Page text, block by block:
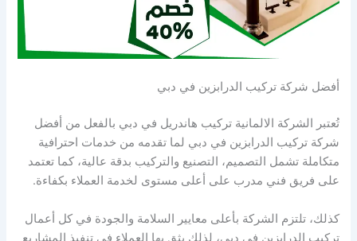
أفضل شركة تركيب الدرابزين في دبي
تُعتبر الشركة الالمانية تركيب هاندريل في دبي بالفعل من أفضل
شركة تركيب الدرابزين في دبي لما تقدمه من خدمات احترافية
متكاملة تشمل التصميم، التصنيع والتركيب بدقة عالية، كما تعتمد
على فريق فني مدرب على أعلى مستوى لخدمة العملاء بكفاءة.
كذلك، تلتزم الشركة بأعلى معايير السلامة والجودة في كل أعمال
تركيب الدرابزين في دبي، لذلك يثق بها العملاء في تنفيذ المشاريع